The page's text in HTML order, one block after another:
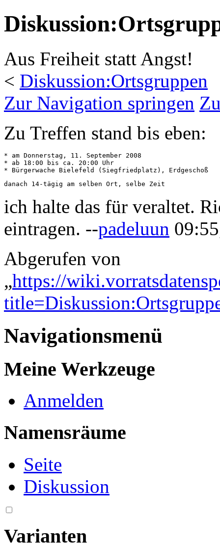
Aus Freiheit statt Angst!
< Diskussion:Ortsgruppen
Zur Navigation springen
Zu Treffen stand bis eben:
* am Donnerstag, 11. September 2008
* ab 18:00 bis ca. 20:00 Uhr
ich halte das für veraltet.
eintragen. --padeluun
Abgerufen von
„https://
Navigationsmenü
Meine Werkzeuge
Anmelden
Namensräume
Seite
Diskussion
Varianten